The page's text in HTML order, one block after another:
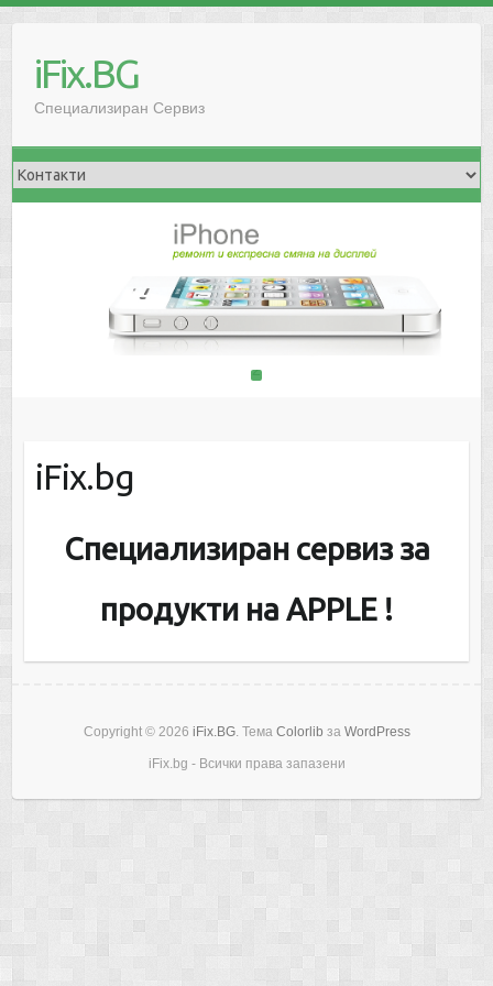
iFix.BG
Специализиран Сервиз
2
iFix.bg
Специализиран сервиз за
продукти на APPLE !
Copyright © 2026 iFix.BG. Тема Colorlib за WordPress
iFix.bg - Всички права запазени